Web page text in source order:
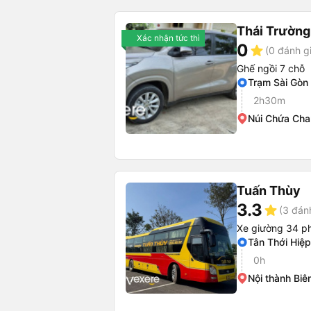
Xác nhận tức thì Thái Trường
0star (0 đánh
Ghế ngồi 7 chỗ
Trạm Sài Gòn
2h30m
Núi Chứa
Tuấn Thùy
3.3star (3
Xe giường 34
Tân Thới Hiệp
0h
Nội thành